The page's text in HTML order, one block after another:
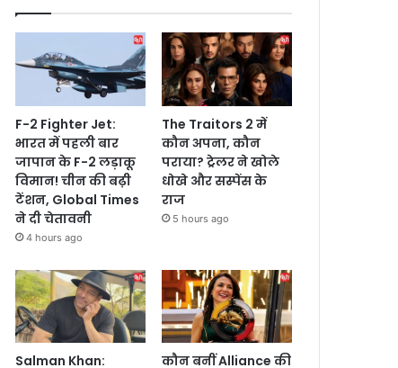
F-2 Fighter Jet:
भारत में पहली बार
जापान के F-2 लड़ाकू
विमान! चीन की बढ़ी
टेंशन, Global Times
ने दी चेतावनी
4 hours ago
The Traitors 2 में
कौन अपना, कौन
पराया? ट्रेलर ने खोले
धोखे और सस्पेंस के
राज
5 hours ago
Salman Khan:
कौन बनीं Alliance की